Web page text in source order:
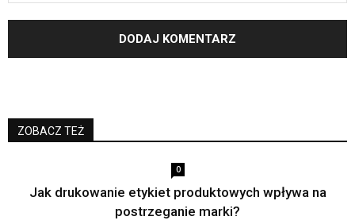
ZOBACZ TEŻ
0
Jak drukowanie etykiet produktowych wpływa na
postrzeganie marki?